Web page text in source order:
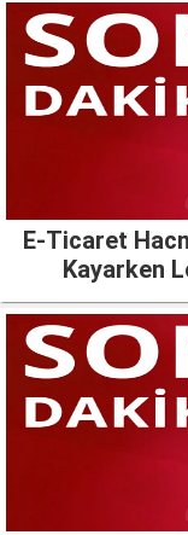
E-Ticaret
Kayarken